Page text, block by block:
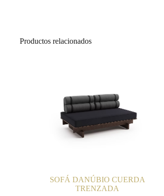
Productos relacionados
SOFÁ DANÚBIO CUERDA
TRENZADA